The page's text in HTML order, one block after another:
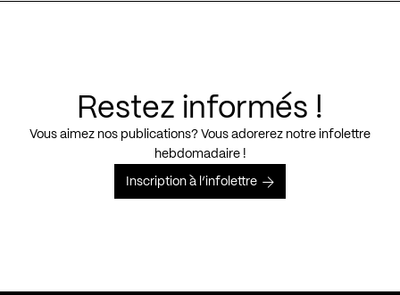
Restez informés !
Vous aimez nos publications? Vous adorerez notre infolettre
hebdomadaire !
Inscription à l’infolettre